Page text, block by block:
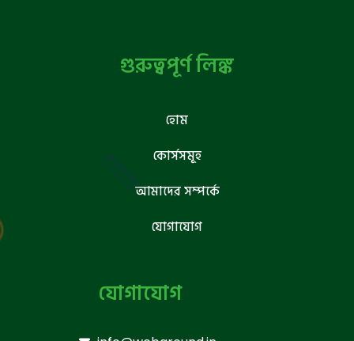
গুরুত্বপূর্ণ লিঙ্ক
হোম
কোর্সসমূহ
আমাদের সম্পর্কে
যোগাযোগ
যোগাযোগ